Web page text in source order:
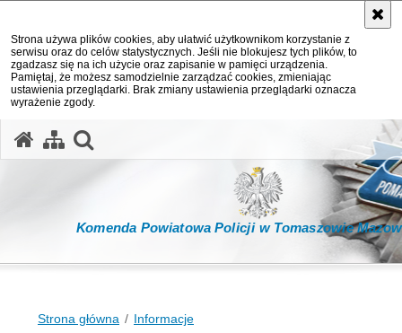
Strona używa plików cookies, aby ułatwić użytkownikom korzystanie z
serwisu oraz do celów statystycznych. Jeśli nie blokujesz tych plików, to
zgadzasz się na ich użycie oraz zapisanie w pamięci urządzenia.
Pamiętaj, że możesz samodzielnie zarządzać cookies, zmieniając
ustawienia przeglądarki. Brak zmiany ustawienia przeglądarki oznacza
wyrażenie zgody.
Komenda Powiatowa Policji w Tomaszowie
Strona główna Informacje